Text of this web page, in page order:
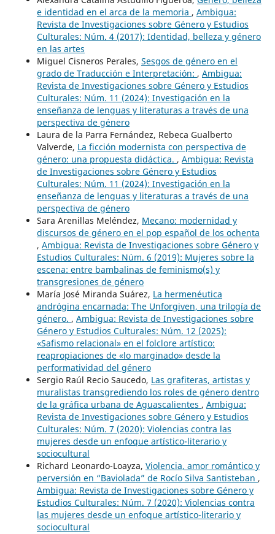
e identidad en el arca de la memoria , Ambigua:
Revista de Investigaciones sobre Género y Estudios
Culturales: Núm. 4 (2017): Identidad, belleza y género
en las artes
Miguel Cisneros Perales, Sesgos de género en el
grado de Traducción e Interpretación: , Ambigua:
Revista de Investigaciones sobre Género y Estudios
Culturales: Núm. 11 (2024): Investigación en la
enseñanza de lenguas y literaturas a través de una
perspectiva de género
Laura de la Parra Fernández, Rebeca Gualberto
Valverde, La ficción modernista con perspectiva de
género: una propuesta didáctica. , Ambigua: Revista
de Investigaciones sobre Género y Estudios
Culturales: Núm. 11 (2024): Investigación en la
enseñanza de lenguas y literaturas a través de una
perspectiva de género
Sara Arenillas Meléndez, Mecano: modernidad y
discursos de género en el pop español de los ochenta
, Ambigua: Revista de Investigaciones sobre Género y
Estudios Culturales: Núm. 6 (2019): Mujeres sobre la
escena: entre bambalinas de feminismo(s) y
transgresiones de género
María José Miranda Suárez, La hermenéutica
andrógina encarnada: The Unforgiven, una trilogía de
género. , Ambigua: Revista de Investigaciones sobre
Género y Estudios Culturales: Núm. 12 (2025):
«Safismo relacional» en el folclore artístico:
reapropiaciones de «lo marginado» desde la
performatividad del género
Sergio Raúl Recio Saucedo, Las grafiteras, artistas y
muralistas transgrediendo los roles de género dentro
de la gráfica urbana de Aguascalientes , Ambigua:
Revista de Investigaciones sobre Género y Estudios
Culturales: Núm. 7 (2020): Violencias contra las
mujeres desde un enfoque artístico-literario y
sociocultural
Richard Leonardo-Loayza, Violencia, amor romántico y
perversión en “Baviolada” de Rocío Silva Santisteban ,
Ambigua: Revista de Investigaciones sobre Género y
Estudios Culturales: Núm. 7 (2020): Violencias contra
las mujeres desde un enfoque artístico-literario y
sociocultural